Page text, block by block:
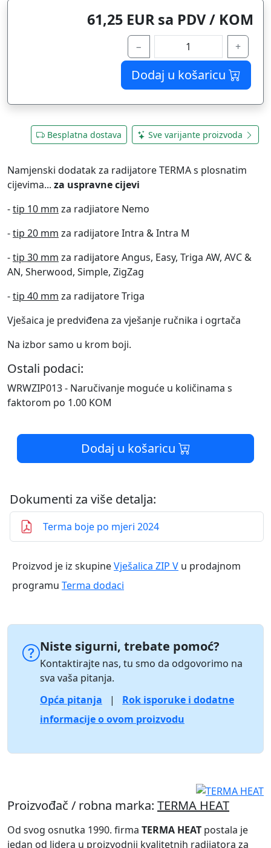
61,25 EUR sa PDV / KOM
− +
Dodaj u košaricu
Besplatna dostava Sve varijante proizvoda
Namjenski dodatak za radijatore TERMA s plosnatim
cijevima... za uspravne cijevi
-tip 10 mm za radjiatore Nemo
-tip 20 mm za radijatore Intra & Intra M
-tip 30 mm za radijatore Angus, Easy, Triga AW, AVC &
AN, Sherwood, Simple, ZigZag
-tip 40 mm za radijatore Triga
Vješaica je predviđena za vješanje ručnika i ogrtača
Na izbor samo u krom boji.
Ostali podaci:
WRWZIP013 - Naručivanje moguće u količinama s
faktorom po 1.00 KOM
Dodaj u košaricu
Dokumenti za više detalja:
Terma boje po mjeri 2024
Proizvod je iz skupineVješalica ZIP V u prodajnom
programu Terma dodaci
Niste sigurni, trebate pomoć?
Kontaktirajte nas, tu smo da odgovorimo na
sva vaša pitanja.
Opća pitanja
|
Rok isporuke i dodatne
informacije o ovom proizvodu
Proizvođač / robna marka: TERMA HEAT
Od svog osnutka 1990. firma TERMA HEAT postala je
jedan od lidera u proizvodnji kvalitetnih radijatora za